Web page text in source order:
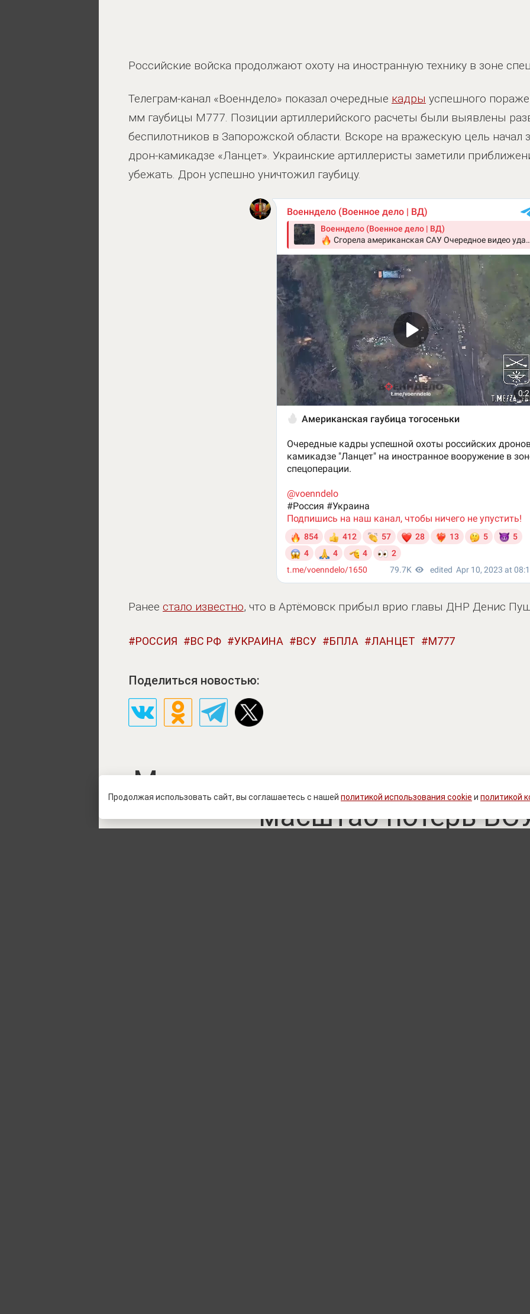
Российские войска продолжают охоту на иностранную технику в зоне
Телеграм-канал «Военндело» показал очередные кадры успешного
мм гаубицы M777. Позиции артиллерийского расчеты были выявлены
беспилотников в Запорожской области. Вскоре на вражескую цель начал
дрон-камикадзе «Ланцет». Украинские артиллеристы заметили
убежать. Дрон успешно уничтожил гаубицу.
Ранее стало известно, что в Артёмовск прибыл врио главы ДНР Денис
РОССИЯ ВС РФ УКРАИНА ВСУ БПЛА ЛАНЦЕТ M777
Поделиться новостью:
Миллион «двухсотых»:
масштаб потерь
Продолжая использовать сайт, вы соглашаетесь с нашей политикой использования cookie и политикой